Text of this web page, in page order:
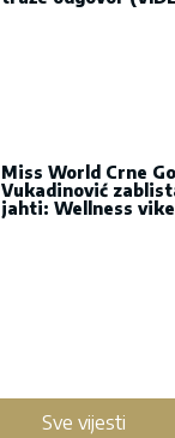
Miss World Crne
Vukadinović
jahti: Wellness
Sve vijesti